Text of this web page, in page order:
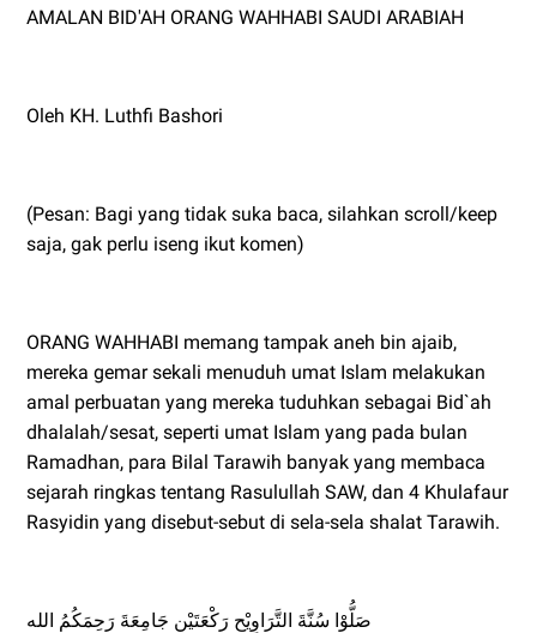
AMALAN BID'AH ORANG WAHHABI SAUDI ARABIAH
Oleh KH. Luthfi Bashori
(Pesan: Bagi yang tidak suka baca, silahkan scroll/keep
saja, gak perlu iseng ikut komen)
ORANG WAHHABI memang tampak aneh bin ajaib,
mereka gemar sekali menuduh umat Islam melakukan
amal perbuatan yang mereka tuduhkan sebagai Bid`ah
dhalalah/sesat, seperti umat Islam yang pada bulan
Ramadhan, para Bilal Tarawih banyak yang membaca
sejarah ringkas tentang Rasulullah SAW, dan 4 Khulafaur
Rasyidin yang disebut-sebut di sela-sela shalat Tarawih.
صَلُّوْا سُنَّةَ التَّرَاوِيْحِ رَكْعَتَيْنِ جَامِعَةَ رَحِمَكُمُ الله